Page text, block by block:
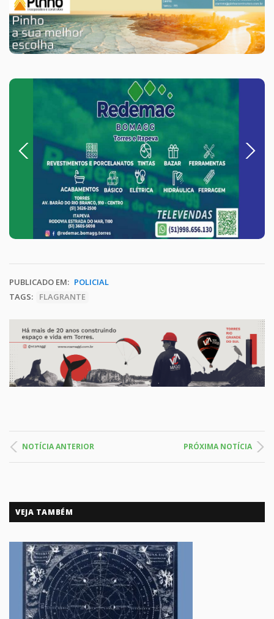
Previous Next
PUBLICADO EM: POLICIAL
TAGS:
FLAGRANTE
NOTÍCIA ANTERIOR PRÓXIMA NOTÍCIA
VEJA TAMBÉM